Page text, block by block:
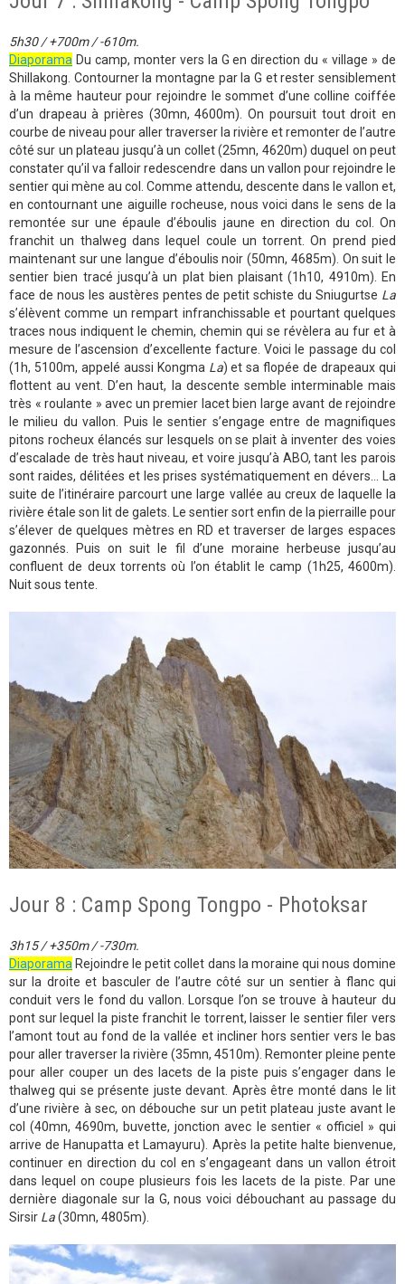
5h30 / +700m / -610m.
Diaporama Du camp, monter vers la G en direction du « village » de
Shillakong. Contourner la montagne par la G et rester sensiblement
à la même hauteur pour rejoindre le sommet d’une colline coiffée
d’un drapeau à prières (30mn, 4600m). On poursuit tout droit en
courbe de niveau pour aller traverser la rivière et remonter de l’autre
côté sur un plateau jusqu’à un collet (25mn, 4620m) duquel on peut
constater qu’il va falloir redescendre dans un vallon pour rejoindre le
sentier qui mène au col. Comme attendu, descente dans le vallon et,
en contournant une aiguille rocheuse, nous voici dans le sens de la
remontée sur une épaule d’éboulis jaune en direction du col. On
franchit un thalweg dans lequel coule un torrent. On prend pied
maintenant sur une langue d’éboulis noir (50mn, 4685m). On suit le
sentier bien tracé jusqu’à un plat bien plaisant (1h10, 4910m). En
face de nous les austères pentes de petit schiste du Sniugurtse La
s’élèvent comme un rempart infranchissable et pourtant quelques
traces nous indiquent le chemin, chemin qui se révèlera au fur et à
mesure de l’ascension d’excellente facture. Voici le passage du col
(1h, 5100m, appelé aussi Kongma La) et sa flopée de drapeaux qui
flottent au vent. D’en haut, la descente semble interminable mais
très « roulante » avec un premier lacet bien large avant de rejoindre
le milieu du vallon. Puis le sentier s’engage entre de magnifiques
pitons rocheux élancés sur lesquels on se plait à inventer des voies
d’escalade de très haut niveau, et voire jusqu’à ABO, tant les parois
sont raides, délitées et les prises systématiquement en dévers… La
suite de l’itinéraire parcourt une large vallée au creux de laquelle la
rivière étale son lit de galets. Le sentier sort enfin de la pierraille pour
s’élever de quelques mètres en RD et traverser de larges espaces
gazonnés. Puis on suit le fil d’une moraine herbeuse jusqu’au
confluent de deux torrents où l’on établit le camp (1h25, 4600m).
Nuit sous tente.
Jour 8 : Camp Spong Tongpo - Photoksar
3h15 / +350m / -730m.
Diaporama Rejoindre le petit collet dans la moraine qui nous domine
sur la droite et basculer de l’autre côté sur un sentier à flanc qui
conduit vers le fond du vallon. Lorsque l’on se trouve à hauteur du
pont sur lequel la piste franchit le torrent, laisser le sentier filer vers
l’amont tout au fond de la vallée et incliner hors sentier vers le bas
pour aller traverser la rivière (35mn, 4510m). Remonter pleine pente
pour aller couper un des lacets de la piste puis s’engager dans le
thalweg qui se présente juste devant. Après être monté dans le lit
d’une rivière à sec, on débouche sur un petit plateau juste avant le
col (40mn, 4690m, buvette, jonction avec le sentier « officiel » qui
arrive de Hanupatta et Lamayuru). Après la petite halte bienvenue,
continuer en direction du col en s’engageant dans un vallon étroit
dans lequel on coupe plusieurs fois les lacets de la piste. Par une
dernière diagonale sur la G, nous voici débouchant au passage du
Sirsir La(30mn, 4805m).